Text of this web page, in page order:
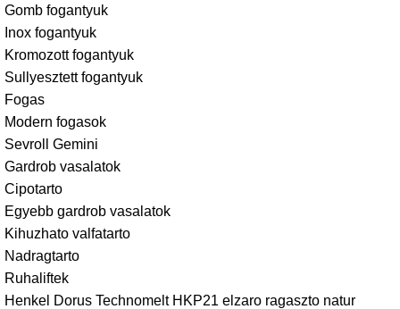
Gomb fogantyuk
Inox fogantyuk
Kromozott fogantyuk
Sullyesztett fogantyuk
Fogas
Modern fogasok
Sevroll Gemini
Gardrob vasalatok
Cipotarto
Egyebb gardrob vasalatok
Kihuzhato valfatarto
Nadragtarto
Ruhaliftek
Henkel Dorus Technomelt HKP21 elzaro ragaszto natur